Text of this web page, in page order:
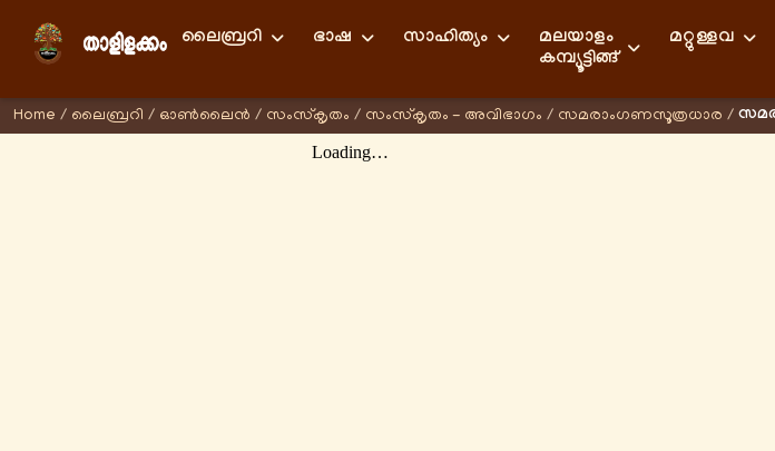
ലൈബ്രറി ഭാഷ സാഹിത്യം
മലയാളം
കമ്പ്യൂട്ടിങ്ങ്
മറ്റുള്ളവ
Home / ലൈബ്രറി / ഓണ്‍ലൈന്‍ / സംസ്കൃതം / സംസ്കൃതം - അവിഭാഗം / സമരാംഗണസൂത്രധാര /